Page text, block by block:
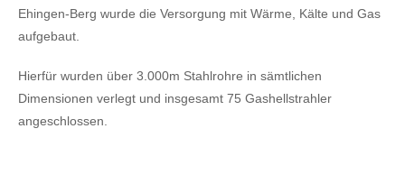
Ehingen-Berg wurde die Versorgung mit Wärme, Kälte und Gas
aufgebaut.
Hierfür wurden über 3.000m Stahlrohre in sämtlichen
Dimensionen verlegt und insgesamt 75 Gashellstrahler
angeschlossen.